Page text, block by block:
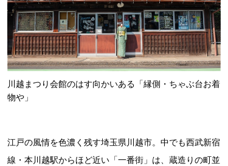
川越まつり会館のはす向かいある「縁側・ちゃぶ台お着
物や」
江戸の風情を色濃く残す埼玉県川越市。中でも西武新宿
線・本川越駅からほど近い「一番街」は、蔵造りの町並